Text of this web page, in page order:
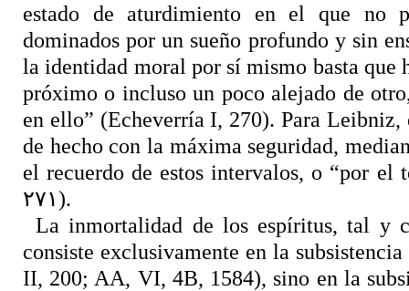
estado de aturdimiento en el que no
dominados por un sueño profundo y sin
la identidad moral por sí mismo basta que
próximo o incluso un poco alejado de
en ello” (Echeverría I, 270). Para
de hecho con la máxima seguridad,
el recuerdo de estos intervalos, o “por el
٢٧١).
La inmortalidad de los espíritus, tal y
consiste exclusivamente en la
II, 200; AA, VI, 4B, 1584), sino en la